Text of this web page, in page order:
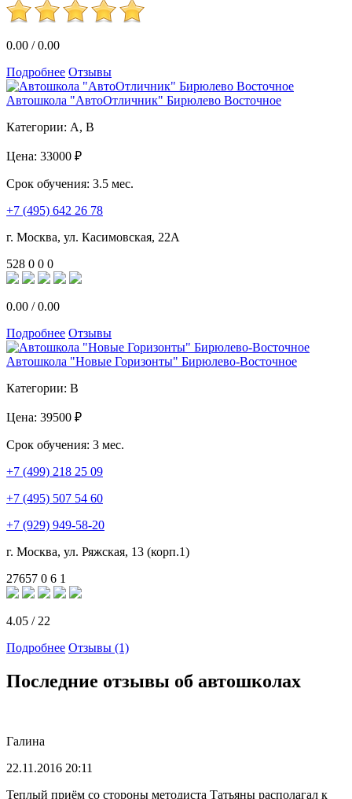
0.00 /0.00
Подробнее Отзывы
Автошкола "АвтоОтличник" Бирюлево Восточное
Категории: A, B
Цена: 33000 ₽
Срок обучения: 3.5 мес.
+7 (495) 642 26 78
г. Москва, ул. Касимовская, 22А
528 0 0 0
0.00 /0.00
Подробнее Отзывы
Автошкола "Новые Горизонты" Бирюлево-Восточное
Категории: B
Цена: 39500 ₽
Срок обучения: 3 мес.
+7 (499) 218 25 09
+7 (495) 507 54 60
+7 (929) 949-58-20
г. Москва, ул. Ряжская, 13 (корп.1)
27657 0 6 1
4.05 / 22
Подробнее Отзывы (1)
Последние отзывы об автошколах
Галина
22.11.2016 20:11
Теплый приём со стороны методиста Татьяны располагал к